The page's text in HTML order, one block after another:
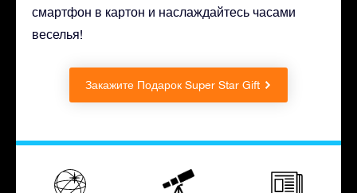
смартфон в картон и наслаждайтесь часами
веселья!
Закажите Подарок Super Star Gift